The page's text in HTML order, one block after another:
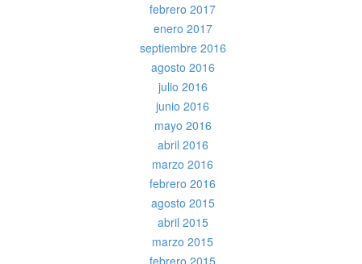
febrero 2017
enero 2017
septiembre 2016
agosto 2016
julio 2016
junio 2016
mayo 2016
abril 2016
marzo 2016
febrero 2016
agosto 2015
abril 2015
marzo 2015
febrero 2015